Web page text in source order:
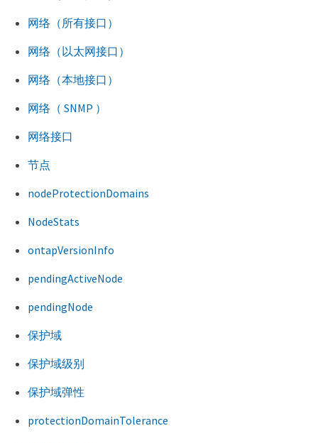
网络（所有接口）
网络（以太网接口）
网络（本地接口）
网络（ SNMP ）
网络接口
节点
nodeProtectionDomains
NodeStats
ontapVersionInfo
pendingActiveNode
pendingNode
保护域
保护域级别
保护域弹性
protectionDomainTolerance